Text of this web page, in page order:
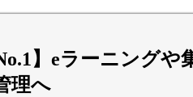
】eラーニングや
理へ